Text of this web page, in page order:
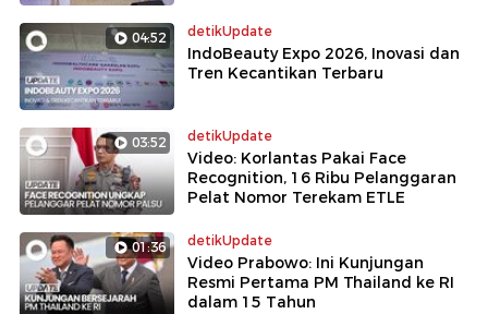
04:52 detikUpdate
IndoBeauty Expo 2026, Inovasi dan
Tren Kecantikan Terbaru
03:52 detikUpdate
Video: Korlantas Pakai Face
Recognition, 16 Ribu Pelanggaran
Pelat Nomor Terekam ETLE
01:36 detikUpdate
Video Prabowo: Ini Kunjungan
Resmi Pertama PM Thailand ke RI
dalam 15 Tahun